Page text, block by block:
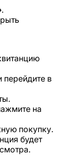
.
перейдите в
на
покупку.
будет